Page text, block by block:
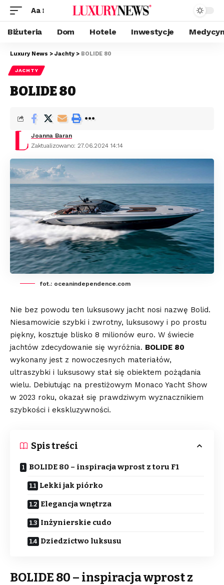
Aa
Biżuteria Dom Hotele Inwestycje
Luxury News > Jachty > BOLIDE 80
JACHTY
BOLIDE 80
Zaktualizowano: 27.06.2024 14:14
Joanna Baran
fot.: oceanindependence.com
Nie bez powodu ten luksusowy jacht nosi nazwę Bolid.
Niesamowicie szybki i zwrotny, luksusowy i po prostu
piękny, kosztuje blisko 8 milionów euro. W świecie
jachtów zdecydowanie się wyróżnia. BOLIDE 80
wykonany jest z nowoczesnych materiałów,
ultraszybki i luksusowy stał się obiektem pożądania
wielu. Debiutując na prestiżowym Monaco Yacht Show
w 2023 roku, okazał się prawdziwym wyznacznikiem
szybkości i ekskluzywności.
Spis treści
BOLIDE 80 – inspiracja wprost z toru F1
Lekki jak piórko
Elegancja wnętrza
Inżynierskie cudo
Dziedzictwo luksusu
BOLIDE 80 – inspiracja wprost z